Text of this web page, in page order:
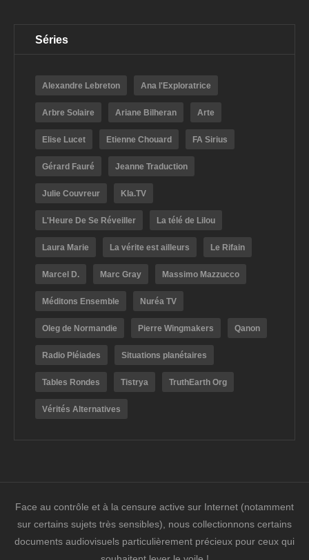
Séries
Alexandre Lebreton Ana l'Exploratrice
Arbre Solaire Ariane Bilheran Arte
Elise Lucet Etienne Chouard FA Sirius
Gérard Fauré Jeanne Traduction
Julie Couvreur Kla.TV
L'Heure De Se Réveiller La télé de Lilou
Laura Marie La vérite est ailleurs Le Rifain
Marcel D. Marc Gray Massimo Mazzucco
Méditons Ensemble Nuréa TV
Oleg de Normandie Pierre Wingmakers Qanon
Radio Pléiades Situations planétaires
Tables Rondes Tistrya TruthEarth Org
Vérités Alternatives
Face au contrôle et à la censure active sur Internet (notamment
sur certains sujets très sensibles), nous collectionnons certains
documents audiovisuels particulièrement précieux pour ceux qui